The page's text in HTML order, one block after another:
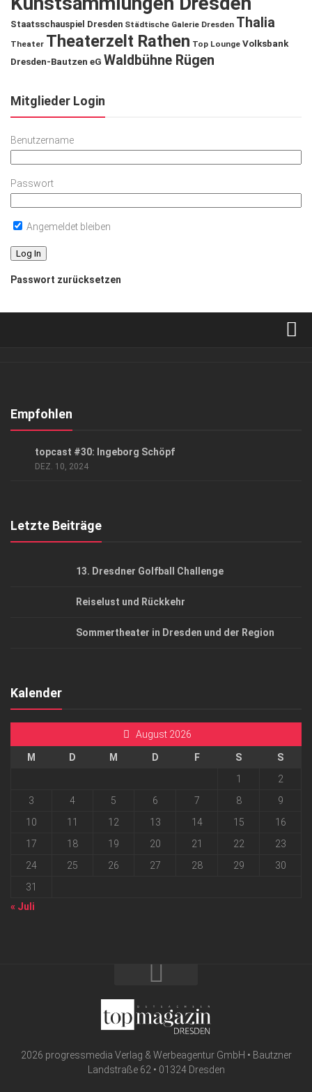
Staatsschauspiel Dresden Städtische Galerie Dresden Thalia
Theater Theaterzelt Rathen Top Lounge Volksbank
Dresden-Bautzen eG Waldbühne Rügen
Mitglieder Login
Benutzername
Passwort
Angemeldet bleiben
Passwort zurücksetzen
Kontakt, Impressum
Empfohlen
topcast #30: Ingeborg Schöpf
DEZ. 10, 2024
Letzte Beiträge
13. Dresdner Golfball Challenge
Reiselust und Rückkehr
Sommertheater in Dresden und der Region
Kalender
August 2026
M D M D F S
S
1
2
3
4 5 6 7 8
9
10
11 12 13 14 15
16
17
18 19 20 21 22
23
24
25 26 27 28 29
30
31
« Juli
2026 progressmedia Verlag & Werbeagentur GmbH • Bautzner
Landstraße 62 • 01324 Dresden